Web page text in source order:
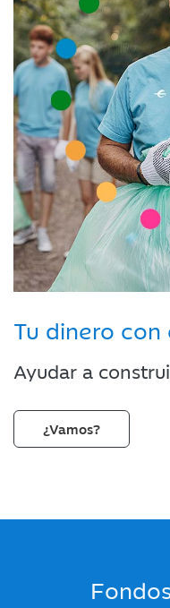
Tu dinero con
Ayudar a
¿Vamos?